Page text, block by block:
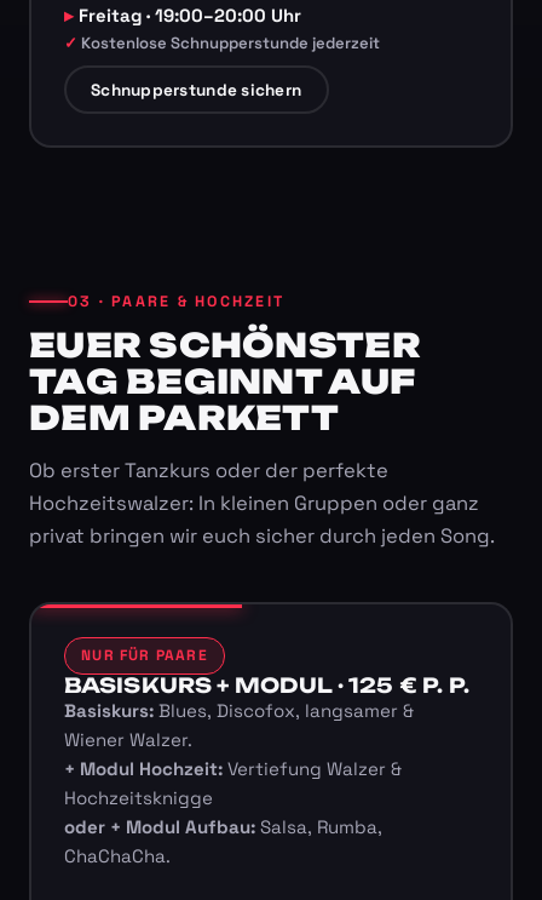
Freitag · 19:00–20:00 Uhr
Kostenlose Schnupperstunde jederzeit
Schnupperstunde sichern
03 · PAARE & HOCHZEIT
EUER SCHÖNSTER
TAG BEGINNT AUF
DEM PARKETT
Ob erster Tanzkurs oder der perfekte
Hochzeitswalzer: In kleinen Gruppen oder ganz
privat bringen wir euch sicher durch jeden Song.
NUR FÜR PAARE
BASISKURS + MODUL · 125 € P. P.
Basiskurs:Blues, Discofox, langsamer &
Wiener Walzer.
+ Modul Hochzeit:Vertiefung Walzer &
Hochzeitsknigge
oder + Modul Aufbau:Salsa, Rumba,
ChaChaCha.